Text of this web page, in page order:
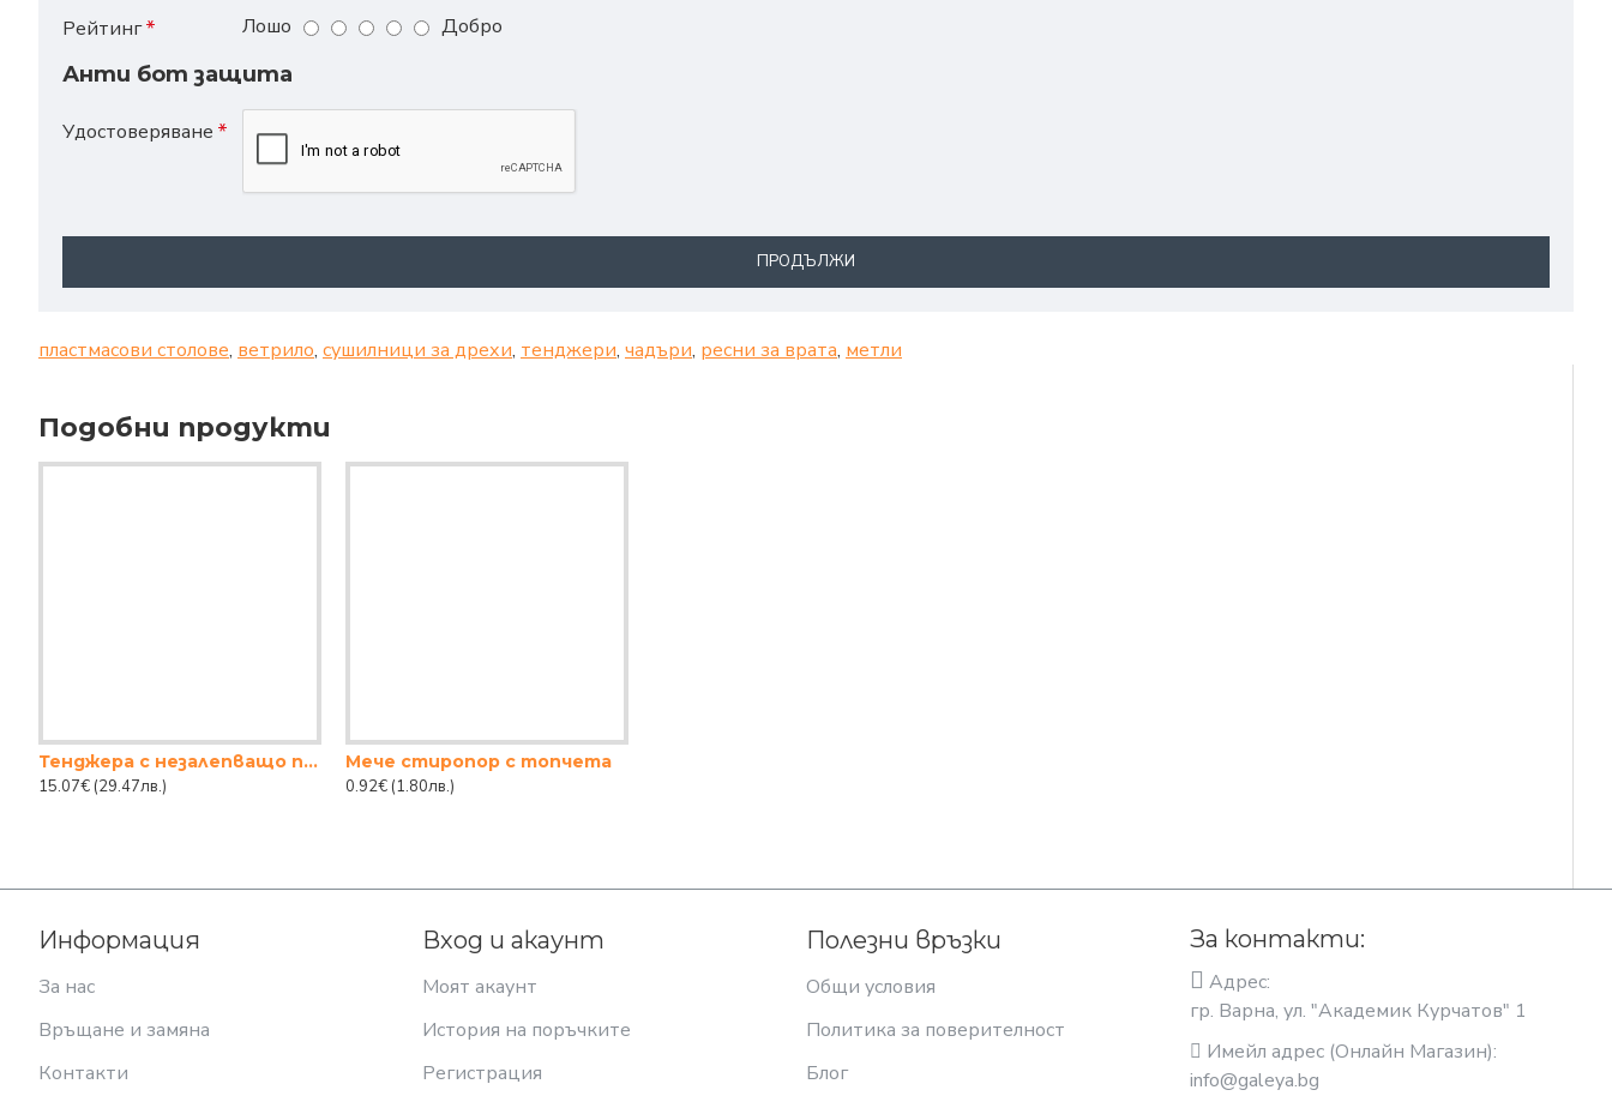
Рейтинг
Лошо
Добро
Анти бот защита
Удостоверяване
ПРОДЪЛЖИ
пластмасови столове, ветрило, сушилници за дрехи, тенджери, чадъри, ресни за врата, метли
Подобни продукти
Тенджера с незалепващо покритие 24x10cm ЧЕРНО TANGO
15.07€ (29.47лв.)
Мече стиропор с топчета
0.92€ (1.80лв.)
Информация
За нас
Връщане и замяна
Контакти
Вход и акаунт
Моят акаунт
История на поръчките
Регистрация
Полезни връзки
Общи условия
Политика за поверителност
Блог
За контакти:
Адрес:
гр. Варна, ул. "Академик Курчатов" 1
Имейл адрес (Онлайн Магазин):
info@galeya.bg